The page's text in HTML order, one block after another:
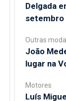
Delgada
setembro
Outras
João
lugar na
Motores
Luís